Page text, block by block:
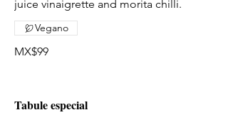
MX$99
Vegano
Tabule especial